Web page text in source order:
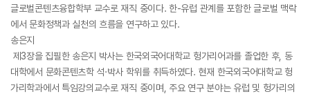
글로벌콘텐츠융합학부 교수로 재직 중이다. 한-유럽 관계를 포함한 글로벌 맥락
에서 문화정책과 실천의 흐름을 연구하고 있다.
송은지
제3장을 집필한 송은지 박사는 한국외국어대학교 헝가리어과를 졸업한 후, 동
대학에서 문화콘텐츠학 석·박사 학위를 취득하였다. 현재 한국외국어대학교 헝
가리학과에서 특임강의교수로 재직 중이며, 주요 연구 분야는 유럽 및 헝가리의